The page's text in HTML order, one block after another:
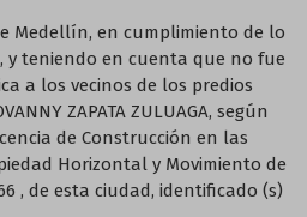
de Medellín, en cumplimiento de lo
y teniendo en cuenta que no fue
a los vecinos de los predios
ZAPATA ZULUAGA, según
de Construcción en las
Horizontal y Movimiento de
, de esta ciudad, identificado (s)